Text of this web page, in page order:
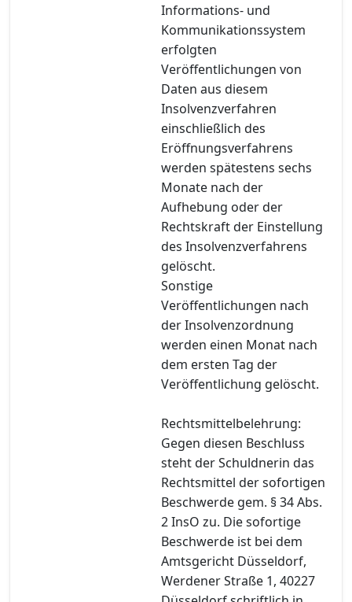
Informations- und
Kommunikationssystem
erfolgten
Veröffentlichungen von
Daten aus diesem
Insolvenzverfahren
einschließlich des
Eröffnungsverfahrens
werden spätestens sechs
Monate nach der
Aufhebung oder der
Rechtskraft der Einstellung
des Insolvenzverfahrens
gelöscht.
Sonstige
Veröffentlichungen nach
der Insolvenzordnung
werden einen Monat nach
dem ersten Tag der
Veröffentlichung gelöscht.
Rechtsmittelbelehrung:
Gegen diesen Beschluss
steht der Schuldnerin das
Rechtsmittel der sofortigen
Beschwerde gem. § 34 Abs.
2 InsO zu. Die sofortige
Beschwerde ist bei dem
Amtsgericht Düsseldorf,
Werdener Straße 1, 40227